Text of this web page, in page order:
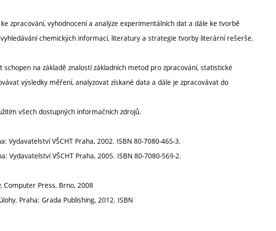
zpracování, vyhodnocení a analýze experimentálních dat a dále ke tvorbě
chemických informací, literatury a strategie tvorby literární rešerše.
na základě znalostí základních metod pro zpracování, statistické
výsledky měření, analyzovat získané data a dále je zpracovávat do
všech dostupných informačních zdrojů.
Vydavatelství VŠCHT Praha, 2002. ISBN 80-7080-465-3.
Vydavatelství VŠCHT Praha, 2005. ISBN 80-7080-569-2.
Computer Press, Brno, 2008
Praha: Grada Publishing, 2012. ISBN